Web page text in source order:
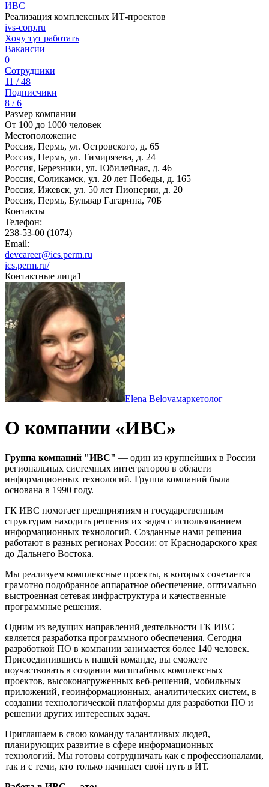
ИВС
Реализация комплексных ИТ-проектов
ivs-corp.ru
Хочу тут работать
Вакансии
0
Сотрудники
11 / 48
Подписчики
8 / 6
Размер компании
От 100 до 1000 человек
Местоположение
Россия, Пермь, ул. Островского, д. 65
Россия, Пермь, ул. Тимирязева, д. 24
Россия, Березники, ул. Юбилейная, д. 46
Россия, Соликамск, ул. 20 лет Победы, д. 165
Россия, Ижевск, ул. 50 лет Пионерии, д. 20
Россия, Пермь, Бульвар Гагарина, 70Б
Контакты
Телефон:
238-53-00 (1074)
Email:
devcareer@ics.perm.ru
ics.perm.ru/
Контактные лица1
Elena Belovaмаркетолог
О компании «ИВС»
Группа компаний "ИВС" — один из крупнейших в России
региональных системных интеграторов в области
информационных технологий. Группа компаний была
основана в 1990 году.
ГК ИВС помогает предприятиям и государственным
структурам находить решения их задач с использованием
информационных технологий. Созданные нами решения
работают в разных регионах России: от Краснодарского края
до Дальнего Востока.
Мы реализуем комплексные проекты, в которых сочетается
грамотно подобранное аппаратное обеспечение, оптимально
выстроенная сетевая инфраструктура и качественные
программные решения.
Одним из ведущих направлений деятельности ГК ИВС
является разработка программного обеспечения. Сегодня
разработкой ПО в компании занимается более 140 человек.
Присоединившись к нашей команде, вы сможете
поучаствовать в создании масштабных комплексных
проектов, высоконагруженных веб-решений, мобильных
приложений, геоинформационных, аналитических систем, в
создании технологической платформы для разработки ПО и
решении других интересных задач.
Приглашаем в свою команду талантливых людей,
планирующих развитие в сфере информационных
технологий. Мы готовы сотрудничать как с профессионалами,
так и с теми, кто только начинает свой путь в ИТ.